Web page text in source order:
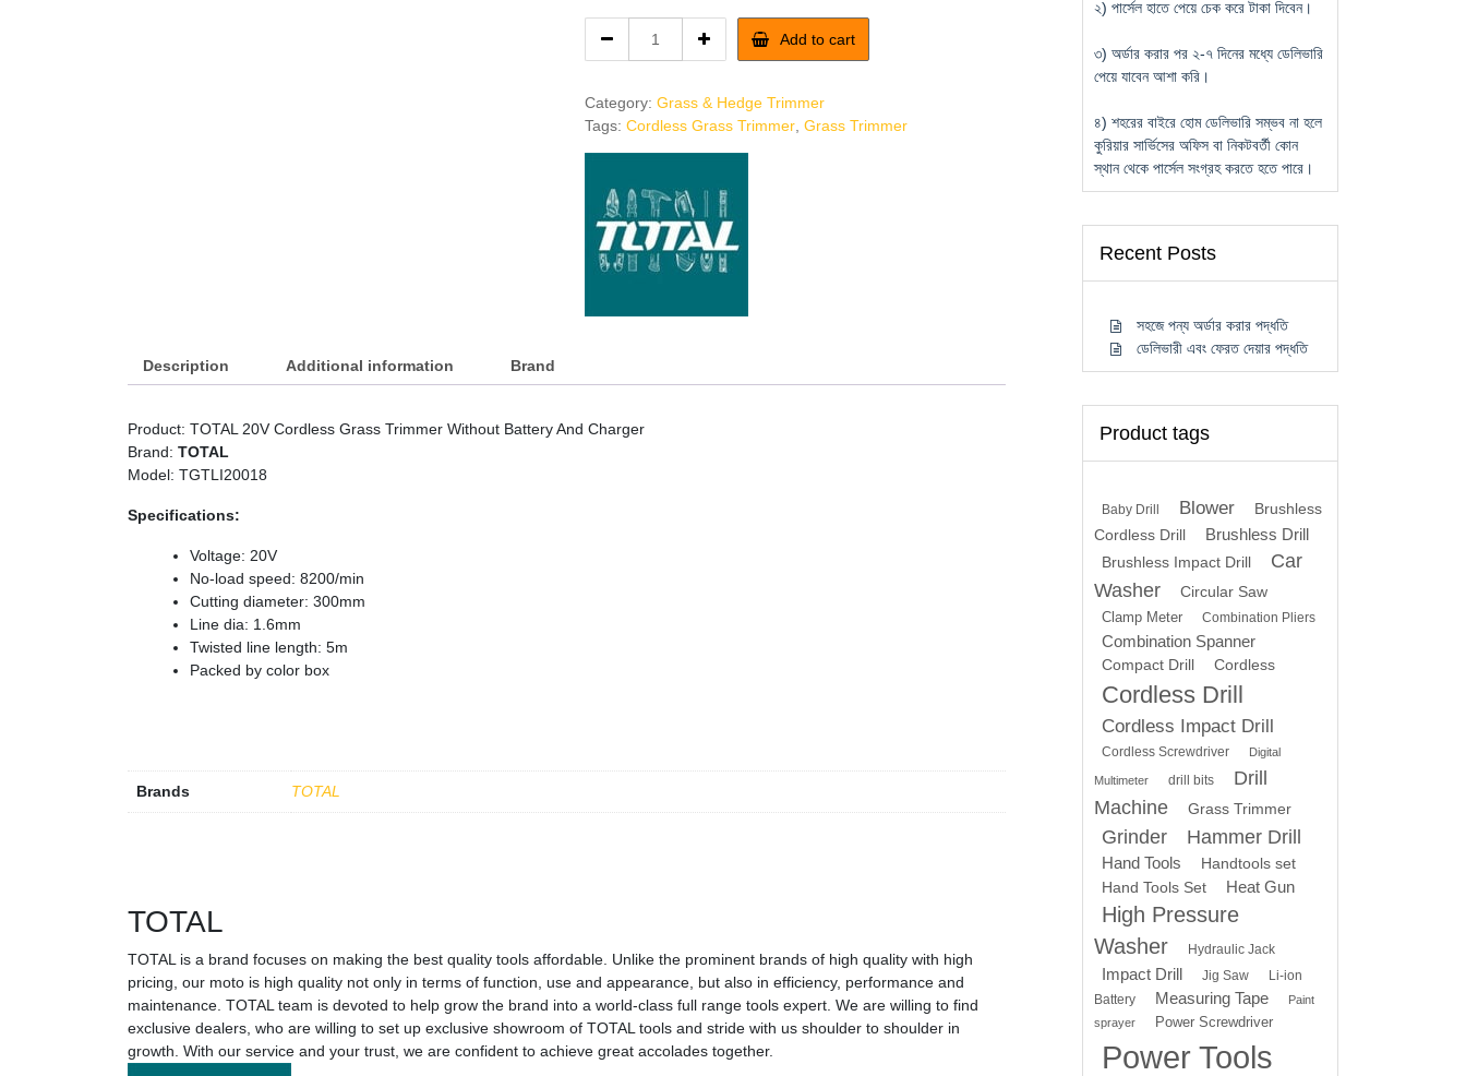
20V
Grass
Trimmer
And
Charger
quantity
Add to cart
Category: Grass & Hedge Trimmer
Tags: Cordless Grass Trimmer, Grass Trimmer
Description Additional information Brand
Product: TOTAL 20V Cordless Grass Trimmer Without Battery And Charger
Brand: TOTAL
Model: TGTLI20018
Specifications:
Voltage: 20V
No-load speed: 8200/min
Cutting diameter: 300mm
Line dia: 1.6mm
Twisted line length: 5m
Packed by color box
Brands TOTAL
TOTAL
TOTAL is a brand focuses on making the best quality tools affordable. Unlike the prominent brands of high quality with high
pricing, our moto is high quality not only in terms of function, use and appearance, but also in efficiency, performance and
maintenance. TOTAL team is devoted to help grow the brand into a world-class full range tools expert. We are willing to find
exclusive dealers, who are willing to set up exclusive showroom of TOTAL tools and stride with us shoulder to shoulder in
growth. With our service and your trust, we are confident to achieve great accolades together.
২) পার্সেল হাতে পেয়ে চেক করে টাকা দিবেন।
৩) অর্ডার করার পর ২-৭ দিনের মধ্যে ডেলিভারি
পেয়ে যাবেন আশা করি।
৪) শহরের বাইরে হোম ডেলিভারি সম্ভব না হলে
কুরিয়ার সার্ভিসের অফিস বা নিকটবর্তী কোন
স্থান থেকে পার্সেল সংগ্রহ করতে হতে পারে।
Recent Posts
সহজে পন্য অর্ডার করার পদ্ধতি
ডেলিভারী এবং ফেরত দেয়ার পদ্ধতি
Product tags
Baby Drill Blower
Brushless
Cordless Drill
Brushless Drill
Brushless Impact Drill
Car
Washer
Circular Saw
Clamp Meter
Combination Pliers
Combination Spanner
Compact Drill Cordless
Cordless Drill
Cordless Impact Drill
Cordless Screwdriver Digital
Multimeter drill bits
Drill
Machine
Grass Trimmer
Grinder Hammer Drill
Hand Tools
Handtools set
Hand Tools Set
Heat Gun
High Pressure
Washer
Hydraulic Jack
Impact Drill Jig Saw
Li-ion
Battery
Measuring Tape
Paint
sprayer
Power Screwdriver
Power Tools